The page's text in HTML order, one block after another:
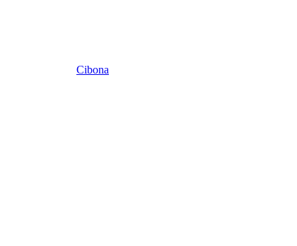
Cibona